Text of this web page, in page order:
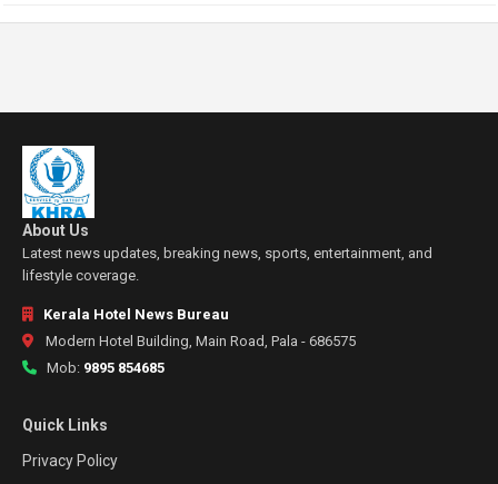
About Us
Latest news updates, breaking news, sports, entertainment, and
lifestyle coverage.
Kerala Hotel News Bureau
Modern Hotel Building, Main Road, Pala - 686575
Mob: 9895 854685
Quick Links
Privacy Policy